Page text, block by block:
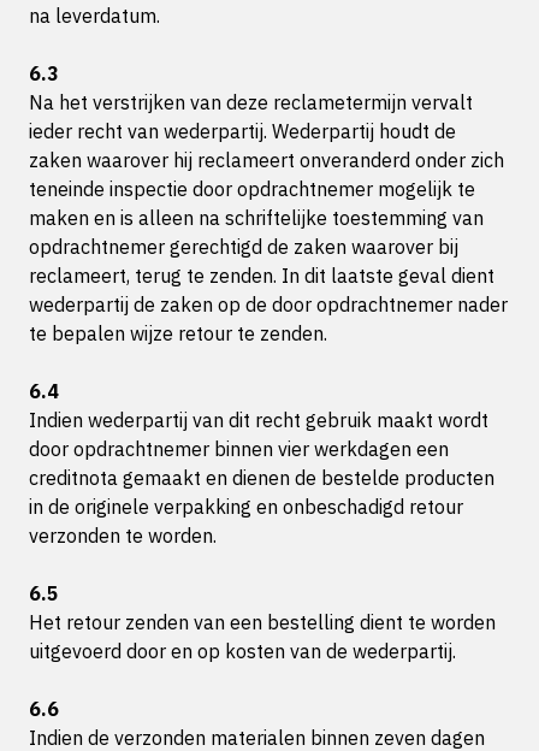
na leverdatum.
6.3
Na het verstrijken van deze reclametermijn vervalt
ieder recht van wederpartij. Wederpartij houdt de
zaken waarover hij reclameert onveranderd onder zich
teneinde inspectie door opdrachtnemer mogelijk te
maken en is alleen na schriftelijke toestemming van
opdrachtnemer gerechtigd de zaken waarover bij
reclameert, terug te zenden. In dit laatste geval dient
wederpartij de zaken op de door opdrachtnemer nader
te bepalen wijze retour te zenden.
6.4
Indien wederpartij van dit recht gebruik maakt wordt
door opdrachtnemer binnen vier werkdagen een
creditnota gemaakt en dienen de bestelde producten
in de originele verpakking en onbeschadigd retour
verzonden te worden.
6.5
Het retour zenden van een bestelling dient te worden
uitgevoerd door en op kosten van de wederpartij.
6.6
Indien de verzonden materialen binnen zeven dagen